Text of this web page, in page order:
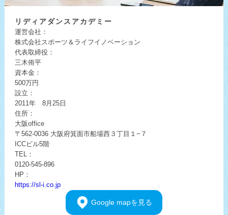
リディアダンスアカデミー
運営会社：
株式会社スポーツ＆ライフイノベーション
代表取締役：
三木侑平
資本金：
500万円
設立：
2011年 8月25日
住所：
大阪office
〒562-0036 大阪府箕面市船場西３丁目１−７
ICCビル5階
TEL：
0120-545-896
HP：
https://sl-i.co.jp
Google mapを見る